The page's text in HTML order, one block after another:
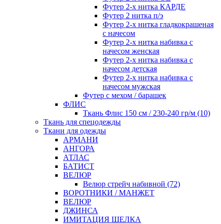
Футер 2-х нитка КАРДЕ
Футер 2 нитка п/э
Футер 2-х нитка гладкокрашеная
с начесом
Футер 2-х нитка набивка с
начесом женская
Футер 2-х нитка набивка с
начесом детская
Футер 2-х нитка набивка с
начесом мужская
Футер с мехом / барашек
ФЛИС
Ткань Флис 150 см / 230-240 гр/м (10)
Ткань для спецодежды
Ткани для одежды
АРМАНИ
АНГОРА
АТЛАС
БАТИСТ
ВЕЛЮР
Велюр стрейч набивной (72)
ВОРОТНИКИ / МАНЖЕТ
ВЕЛЮР
ДЖИНСА
ИМИТАЦИЯ ШЕЛКА